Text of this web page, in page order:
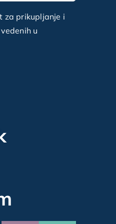
za prikupljanje i
u